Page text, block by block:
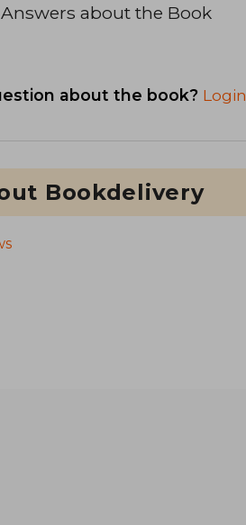
about the Book
about the book? Login
Bookdelivery